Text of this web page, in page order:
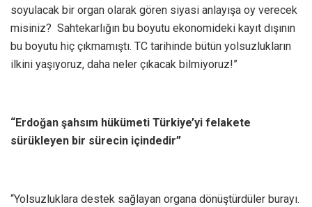
soyulacak bir organ olarak gören siyasi anlayışa oy verecek
misiniz? Sahtekarlığın bu boyutu ekonomideki kayıt dışının
bu boyutu hiç çıkmamıştı. TC tarihinde bütün yolsuzlukların
ilkini yaşıyoruz, daha neler çıkacak bilmiyoruz!”
“Erdoğan şahsım hükümeti Türkiye’yi felakete
sürükleyen bir sürecin içindedir”
“Yolsuzluklara destek sağlayan organa dönüştürdüler burayı.